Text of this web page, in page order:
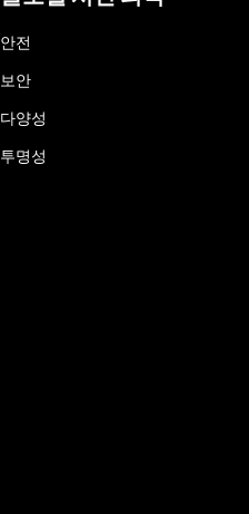
안전
보안
다양성
투명성